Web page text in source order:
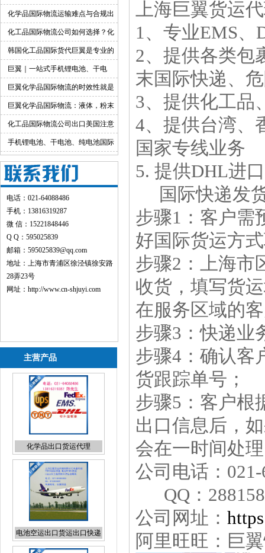
出口运输服务
化学品国际物流运输难点与合规出
货渠道详解
化工品国际物流公司如何选择？化
工货物跨境物流解决方案
韩国化工品国际货代巨翼是专业的
巨翼｜一站式手机锂电池、干电
池、纯电池国际快递出口
巨翼化学品国际物流的时效性就是
快！巨翼化学品国际物流：液体，粉末
均可邮寄
化工品国际物流公司出口美国注意
事项
手机锂电池、干电池、纯电池国际
快递出口：品类特色+全运输方式详
解
电话：021-64088486
手机：13816319287
微 信：15221848446
Q Q：595025839
邮箱：595025839@qq.com
地址：上海市青浦区徐泾镇徐安路
28弄23号
网址： http://www.cn-shjuyi.com
主营产品
电池空运出口货运出口快递
上海巨翼货运
1、专业EMS、
2、提供各类包
末国际快递、
3、提供化工品
4、提供台湾、
国家专线业务
5. 提供DHL进
国际快递发
步骤1：客户需
好国际货运方
步骤2：上海市
收货，填写货
在服务区域的
步骤3：快递业
步骤4：确认客
货跟踪单号；
步骤5：客户根
出口信息后，
会在一时间处
公司电话：
QQ：
公司网址：
阿里旺旺：巨